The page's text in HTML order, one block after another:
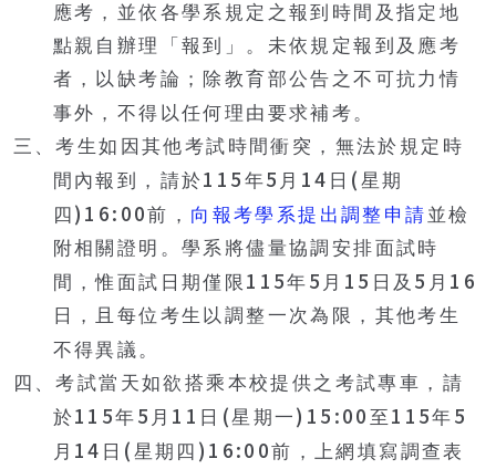
應考，並依各學系規定之報到時間及指定地
點親自辦理「報到」。未依規定報到及應考
者，以缺考論；除教育部公告之不可抗力情
事外，不得以任何理由要求補考。
三、考生如因其他考試時間衝突，無法於規定時
間內報到，請於115 年5 月 14 日 ( 星期
四 )16:00前， 向報考學系提出調整申請 並檢
附相關證明。學系將儘量協調安排面試時
間，惟面試日期僅限 115年 5 月 15 日及 5 月 16
日，且每位考生以調整一次為限，其他考生
不得異議。
四、考試當天如欲搭乘本校提供之考試專車，請
於115年 5 月 11 日 (星期一 )15:00 至 115年 5
月 14 日 ( 星期四 )16:00前，上網填寫調查表